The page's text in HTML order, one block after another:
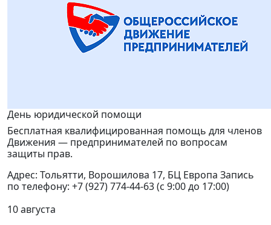
День юридической помощи
Бесплатная квалифицированная помощь для членов
Движения — предпринимателей по вопросам
защиты прав.
Адрес: Тольятти, Ворошилова 17, БЦ Европа Запись
по телефону: +7 (927) 774-44-63 (с 9:00 до 17:00)
10 августа